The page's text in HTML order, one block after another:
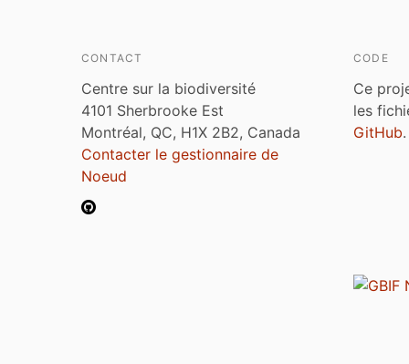
CONTACT
Centre sur la biodiversité
4101 Sherbrooke Est
Montréal, QC, H1X 2B2, Canada
Contacter le gestionnaire de
Noeud
CODE
Ce
les
GitHub.